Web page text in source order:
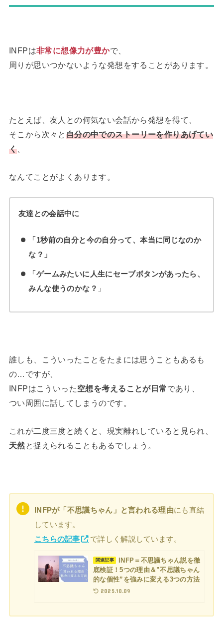
INFPは非常に想像力が豊かで、
周りが思いつかないような発想をすることがあります。
たとえば、友人との何気ない会話から発想を得て、
そこから次々と 自分の中でのストーリーを作りあげてい
く
なんてことがよくあります。
友達との会話中に
「1秒前の自分と今の自分って、本当に同じなのか
な？」
「ゲームみたいに人生にセーブボタンがあったら、
みんな使うのかな？ 」
誰しも、こういったことをたまには思うこともあるも
の…ですが、
INFPはこういった空想を考えることが日常であり、
つい周囲に話してしまうのです。
これが二度三度と続くと、現実離れしていると見られ、
天然と捉えられることもあるでしょう。
INFPが「不思議ちゃん」と言われる理由にも直結
しています。
こちらの記事
で詳しく解説しています。
関連記事
INFP＝不思議ちゃん説を徹
底検証！5つの理由＆”不思議ちゃん
的な個性”を強みに変える3つの方法
2025.10.09